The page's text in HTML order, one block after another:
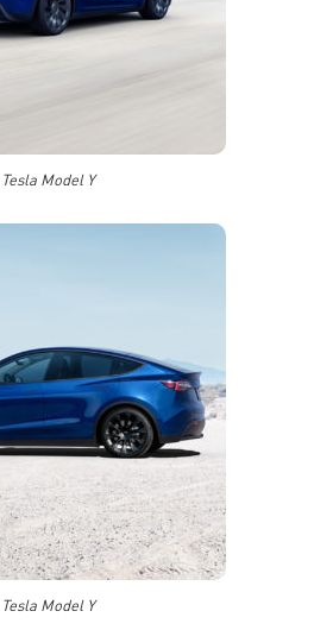
Tesla Model Y
Tesla Model Y